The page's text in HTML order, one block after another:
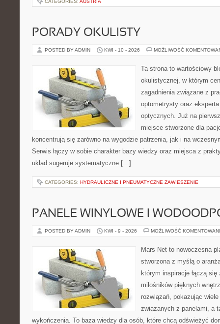
CATEGORIES: AUSTRIA
PORADY OKULISTY
POSTED BY ADMIN KWI - 10 - 2026 MOŻLIWOŚĆ
Ta strona to wartościowy
okulistycznej, w którym
zagadnienia związane z
optometrysty oraz
optycznych. Już na
miejsce stworzone dla
koncentrują się zarówno na wygodzie patrzenia, jak i na
Serwis łączy w sobie charakter bazy wiedzy oraz miejsca z
układ sugeruje systematyczne […]
CATEGORIES: HYDRAULICZNE I PNEUMATYCZNE ZAWIESZENIE
PANELE WINYLOWE I
POSTED BY ADMIN KWI - 9 - 2026 MOŻLIWOŚĆ
Mars-Net to nowoczesna
stworzona z myślą o
którym inspiracje łączą
miłośników pięknych
rozwiązań, pokazując
związanych z panelami, a
wykończenia. To baza wiedzy dla osób, które chcą odświeżyć